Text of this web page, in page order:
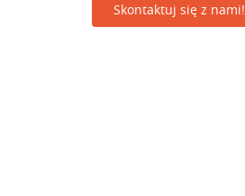
Skontaktuj się z nami!